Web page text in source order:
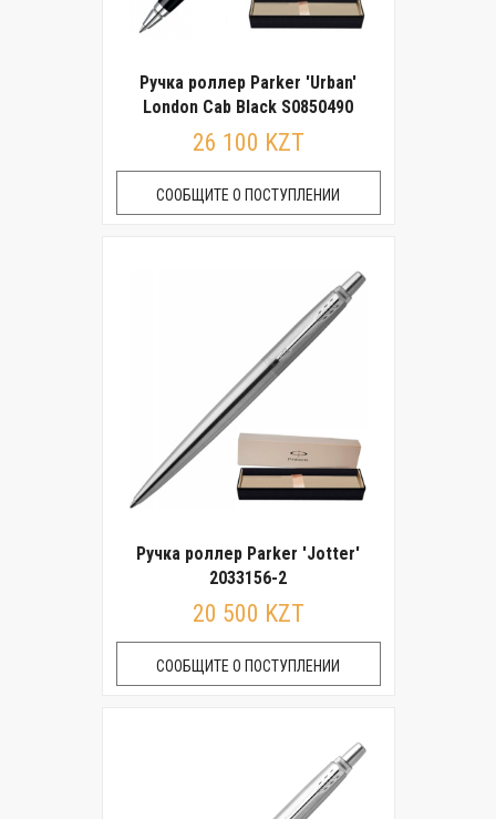
Ручка роллер Parker 'Urban'
London Cab Black S0850490
26 100 KZT
СООБЩИТЕ О ПОСТУПЛЕНИИ
Ручка роллер Parker 'Jotter'
2033156-2
20 500 KZT
СООБЩИТЕ О ПОСТУПЛЕНИИ